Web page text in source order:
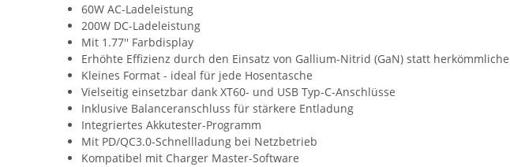
60W AC-Ladeleistung
200W DC-Ladeleistung
Mit 1.77'' Farbdisplay
Erhöhte Effizienz durch den Einsatz von Gallium-Nitrid (GaN) statt
Kleines Format - ideal für jede Hosentasche
Vielseitig einsetzbar dank XT60- und USB Typ-C-Anschlüsse
Inklusive Balanceranschluss für stärkere Entladung
Integriertes Akkutester-Programm
Mit PD/QC3.0-Schnellladung bei Netzbetrieb
Kompatibel mit Charger Master-Software